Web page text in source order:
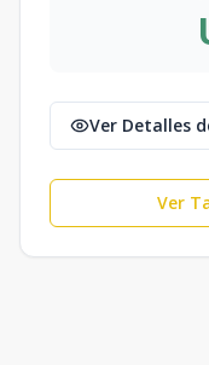
Ver Detalles
Ver